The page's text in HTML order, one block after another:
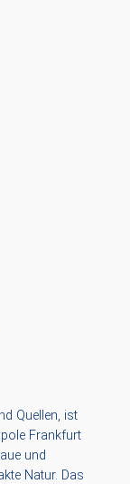
Quellen, ist
Frankfurt
und
Natur. Das